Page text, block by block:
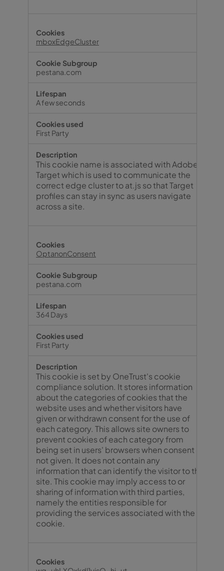
mboxEdgeCluster
pestana.com
A few seconds
First Party
This cookie name is associated with Adobe
Target which is used to communicate the
correct edge cluster to at.js so that Target
profiles can stay in sync as users navigate
across a site.
OptanonConsent
pestana.com
364 Days
First Party
This cookie is set by OneTrust's cookie
compliance solution. It stores information
about the categories of cookies that the
website uses and whether visitors have
given or withdrawn consent for the use of
each category. This allows site owners to
prevent cookies of each category from
being set in users' browsers when consent is
not given. It does not contain any
information that can identify the visitor to the
site. This cookie may imply access to or
sharing of information with third parties,
namely the entities responsible for
providing the services associated with the
cookie.